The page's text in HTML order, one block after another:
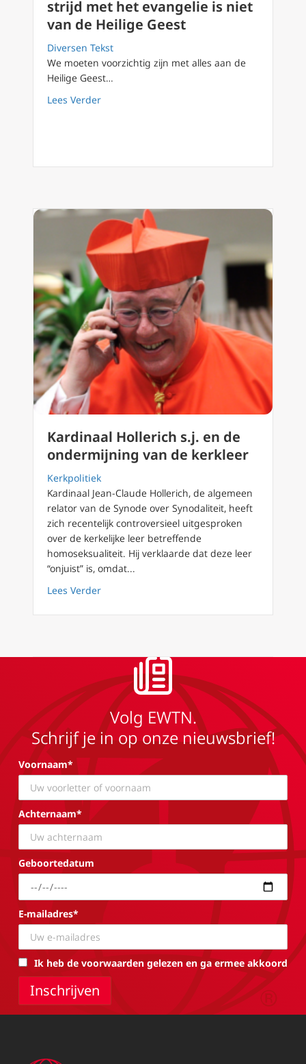
strijd met het evangelie is niet
van de Heilige Geest
Diversen Tekst
We moeten voorzichtig zijn met alles aan de
Heilige Geest…
Lees Verderabout Aartsbisschop: Een voorstel in strijd
Kardinaal Hollerich s.j. en de
ondermijning van de kerkleer
Kerkpolitiek
Kardinaal Jean-Claude Hollerich, de algemeen
relator van de Synode over Synodaliteit, heeft
zich recentelijk controversieel uitgesproken
over de kerkelijke leer betreffende
homoseksualiteit. Hij verklaarde dat deze leer
“onjuist” is, omdat...
Lees Verderabout Kardinaal Hollerich s.j. en de
Volg EWTN.
Schrijf je in op onze nieuwsbrief!
Voornaam*
Achternaam*
Geboortedatum
E-mailadres*
Ik heb de voorwaarden gelezen en ga ermee akkoord